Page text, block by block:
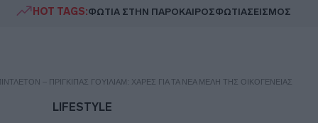
HOT TAGS:ΦΩΤΙΑ ΣΤΗΝ ΠΑΡΟΚΑΙΡΟΣΦΩΤΙΑΣΕΙΣΜΟΣ
– ΠΡΊΓΚΙΠΑΣ ΓΟΥΊΛΙΑΜ: ΧΑΡΈΣ ΓΙΑ ΤΑ ΝΈΑ ΜΈΛΗ ΤΗΣ ΟΙΚΟΓΈΝΕΙΑΣ
LIFESTYLE